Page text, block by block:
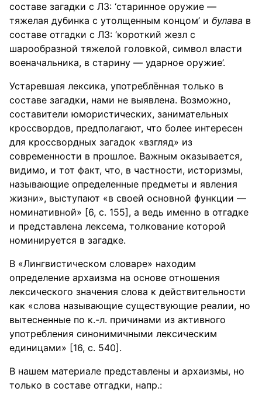
составе загадки с ЛЗ: ‘старинное оружие —
тяжелая дубинка с утолщенным концом’ и булава в
составе отгадки с ЛЗ: ‘короткий жезл с
шарообразной тяжелой головкой, символ власти
военачальника, в старину — ударное оружие’.
Устаревшая лексика, употреблённая только в
составе загадки, нами не выявлена. Возможно,
составители юмористических, занимательных
кроссвордов, предполагают, что более интересен
для кроссвордных загадок «взгляд» из
современности в прошлое. Важным оказывается,
видимо, и тот факт, что, в частности, историзмы,
называющие определенные предметы и явления
жизни», выступают «в своей основной функции —
номинативной» [6, с. 155], а ведь именно в отгадке
и представлена лексема, толкование которой
номинируется в загадке.
В «Лингвистическом словаре» находим
определение архаизма на основе отношения
лексического значения слова к действительности
как «слова называющие существующие реалии, но
вытесненные по к.-л. причинами из активного
употребления синонимичными лексическим
единицами» [16, с. 540].
В нашем материале представлены и архаизмы, но
только в составе отгадки, напр.: